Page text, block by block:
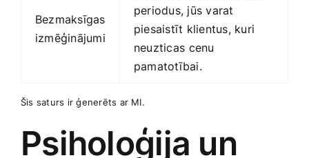
Bezmaksīgas⁢
izmēģinājumi
periodus, jūs varat
piesaistīt klientus, kuri
‍neuzticas ⁢cenu
pamatotībai.
Šis saturs ir ģenerēts ar MI.
Psiholoģija un